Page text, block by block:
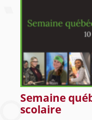
Semaine
scolaire